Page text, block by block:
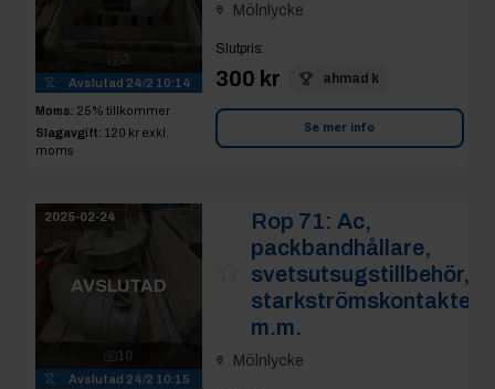
Avslutad 24/2 10:14
Moms: 25% tillkommer
Slagavgift: 120 kr exkl.
moms
Mölnlycke
Slutpris:
300 kr ahmad k
Se mer info
2025-02-24
AVSLUTAD
10
Avslutad 24/2 10:15
Rop 71: Ac,
packbandhållare,
svetsutsugstillbehör,
starkströmskontakter
m.m.
Mölnlycke